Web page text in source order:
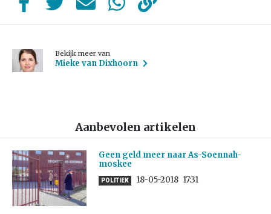
Bekijk meer van
Mieke van Dixhoorn
Aanbevolen artikelen
Geen geld meer naar As-Soennah-
moskee
POLITIEK 18-05-2018 17:31